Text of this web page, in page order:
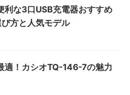
利な3口USB充電器おすすめ
方と人気モデル
適！カシオTQ-146-7の魅力